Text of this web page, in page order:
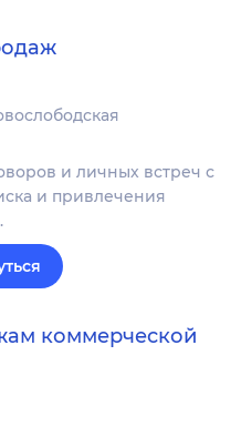
и личных встреч с
и привлечения
коммерческой